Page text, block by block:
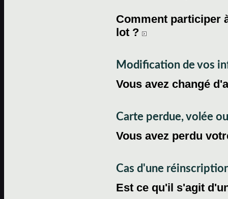
Comment participer
lot ?
Modification de vos
Vous avez changé
Carte perdue, volée
Vous avez perdu
Cas d'une
Est ce qu'il s'agit